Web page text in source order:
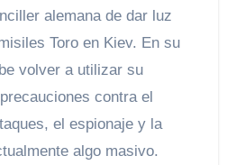
alemana de dar luz
Toro en Kiev. En su
volver a utilizar su
contra el
el espionaje y la
algo masivo.